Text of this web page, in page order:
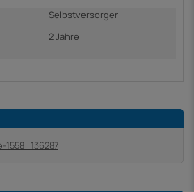
Selbstversorger
2 Jahre